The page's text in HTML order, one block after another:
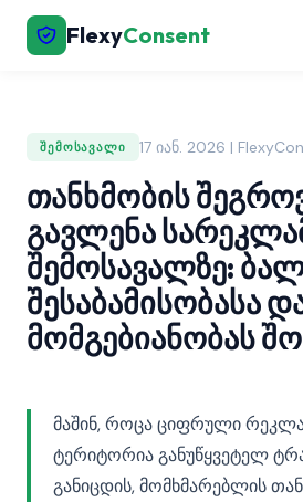
FlexyConsent
ᲨᲔᲛᲝᲡᲐᲕᲐᲚᲘ 17 იან. 2026 |
თანხმობის
გავლენა
შემოსავალზე:
შესაბამისობასა
მომგებიანობას
მაშინ, როცა ციფრული
ტერიტორია განუწყვეტელ
განიცდის, მომხმარებლის